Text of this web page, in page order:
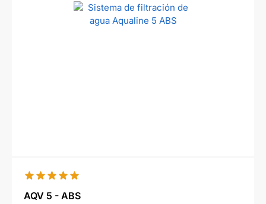
AQV 5 - ABS